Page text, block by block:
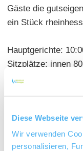
Diese Webseite
Wir verwenden
personalisieren,
Gäste die
ein Stück
Hauptgerichte:
Sitzplätze: innen
Gesellschaft möglich